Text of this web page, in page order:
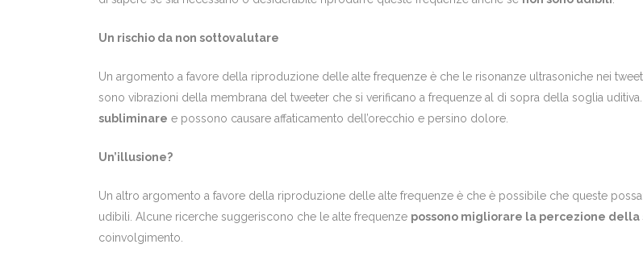
Un rischio da non sottovalutare
Un argomento a favore della riproduzione delle alte frequenze è che le risonanze ultrasoniche nei
sono vibrazioni della membrana del tweeter che si verificano a frequenze al di sopra della soglia
subliminare e possono causare affaticamento dell’orecchio e persino dolore.
Un’illusione?
Un altro argomento a favore della riproduzione delle alte frequenze è che è possibile che queste
udibili. Alcune ricerche suggeriscono che le alte frequenze possono migliorare la percezione della
coinvolgimento.